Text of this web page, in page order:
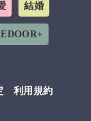
結婚
利用規約